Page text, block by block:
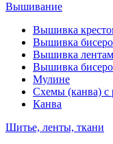
Вышивание
Вышивка
Вышивка
Вышивка
Вышивка
Мулине
Схемы (канва) с
Канва
Шитье, ленты, ткани